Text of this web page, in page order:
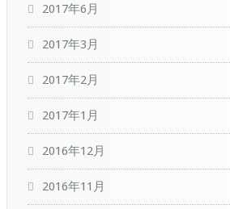
2017年6月
2017年3月
2017年2月
2017年1月
2016年12月
2016年11月